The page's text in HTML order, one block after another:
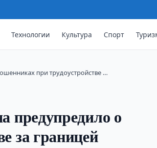
Технологии Культура Спорт
при трудоустройстве …
предупредило о
за границей